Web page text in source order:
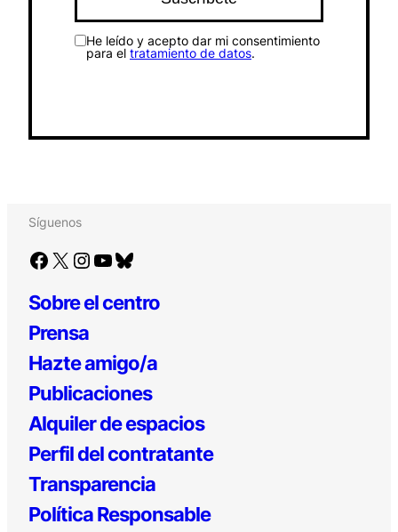
He leído y acepto dar mi consentimiento
para el tratamiento de datos.
Síguenos
Facebook X Instagram YouTube Bluesky
Sobre el centro
Prensa
Hazte amigo/a
Publicaciones
Alquiler de espacios
Perfil del contratante
Transparencia
Política Responsable